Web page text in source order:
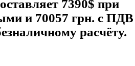
7390$ при
и 70057 грн. с ПДВ
расчёту.